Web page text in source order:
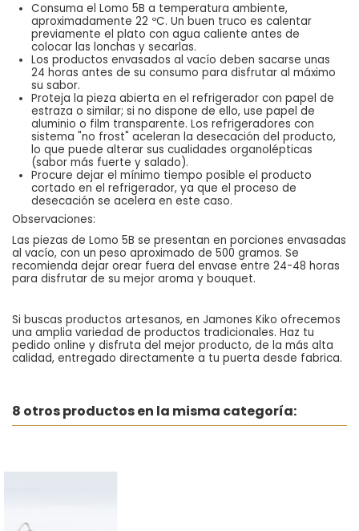
Consuma el Lomo 5B a temperatura ambiente,
aproximadamente 22 ºC. Un buen truco es calentar
previamente el plato con agua caliente antes de
colocar las lonchas y secarlas.
Los productos envasados al vacío deben sacarse unas
24 horas antes de su consumo para disfrutar al máximo
su sabor.
Proteja la pieza abierta en el refrigerador con papel de
estraza o similar; si no dispone de ello, use papel de
aluminio o film transparente. Los refrigeradores con
sistema "no frost" aceleran la desecación del producto,
lo que puede alterar sus cualidades organolépticas
(sabor más fuerte y salado).
Procure dejar el mínimo tiempo posible el producto
cortado en el refrigerador, ya que el proceso de
desecación se acelera en este caso.
Observaciones:
Las piezas de Lomo 5B se presentan en porciones envasadas
al vacío, con un peso aproximado de 500 gramos. Se
recomienda dejar orear fuera del envase entre 24-48 horas
para disfrutar de su mejor aroma y bouquet.
Si buscas productos artesanos, en Jamones Kiko ofrecemos
una amplia variedad de productos tradicionales. Haz tu
pedido online y disfruta del mejor producto, de la más alta
calidad, entregado directamente a tu puerta desde fabrica.
8 otros productos en la misma categoría: